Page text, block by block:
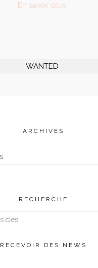
En savoir plus
WANTED
ARCHIVES
RECHERCHE
RECEVOIR DES NEWS